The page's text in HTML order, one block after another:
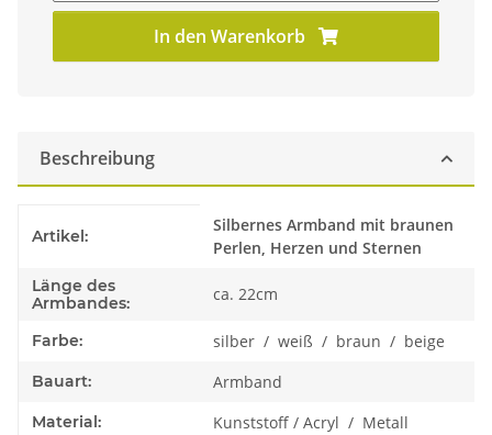
In den Warenkorb
Beschreibung
Artikel:
Silbernes Armband mit braunen
Perlen, Herzen und Sternen
Länge des
Armbandes:
ca. 22cm
Farbe: silber / weiß / braun / beige
Bauart: Armband
Material: Kunststoff / Acryl / Metall